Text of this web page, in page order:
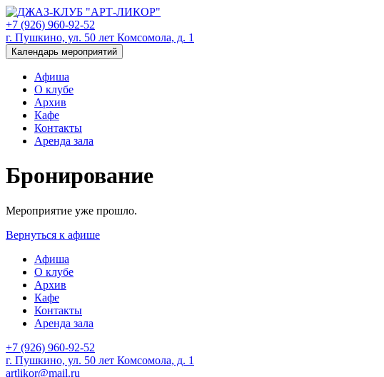
+7 (926) 960-92-52
г. Пушкино, ул. 50 лет Комсомола, д. 1
Календарь мероприятий
Афиша
О клубе
Архив
Кафе
Контакты
Аренда зала
Бронирование
Мероприятие уже прошло.
Вернуться к афише
Афиша
О клубе
Архив
Кафе
Контакты
Аренда зала
+7 (926) 960-92-52
г. Пушкино, ул. 50 лет Комсомола, д. 1
artlikor@mail.ru